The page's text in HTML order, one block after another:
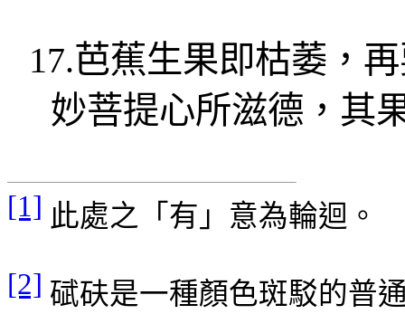
17.芭蕉生果即枯萎，
妙菩提心所滋德，其
[1] 此處之「有」意為輪迴。
[2] 碔砆是一種顏色斑駁的普